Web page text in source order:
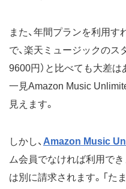
また、年間プランを利用
で、楽天ミュージックのス
9600円）と比べても大差は
一見Amazon Music
見えます。
しかし、 Amazon Music
ム会員でなければ利用で
は別に請求されます。「た